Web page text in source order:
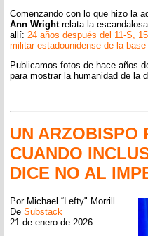
Comenzando con lo que hizo la
Ann Wrightrelata la
allí: 24 años después del 11-S,
militar estadounidense de la
Publicamos fotos de hace años
para mostrar la humanidad de la
UN ARZOBISPO
CUANDO
DICE NO AL
Por Michael “Lefty" Morrill
De Substack
21 de enero de 2026